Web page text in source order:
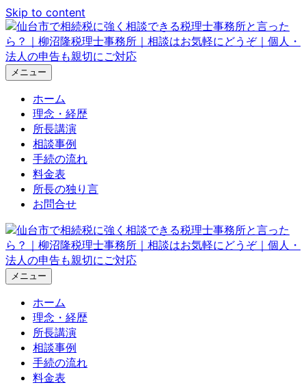
Skip to content
メニュー
ホーム
理念・経歴
所長講演
相談事例
手続の流れ
料金表
所長の独り言
お問合せ
メニュー
ホーム
理念・経歴
所長講演
相談事例
手続の流れ
料金表